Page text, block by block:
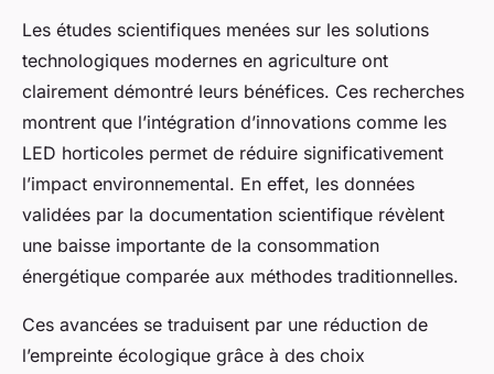
Les études scientifiques menées sur les solutions
technologiques modernes en agriculture ont
clairement démontré leurs bénéfices. Ces recherches
montrent que l’intégration d’innovations comme les
LED horticoles permet de réduire significativement
l’impact environnemental. En effet, les données
validées par la documentation scientifique révèlent
une baisse importante de la consommation
énergétique comparée aux méthodes traditionnelles.
Ces avancées se traduisent par une réduction de
l’empreinte écologique grâce à des choix